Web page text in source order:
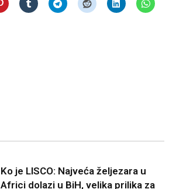
Ko je LISCO: Najveća željezara u
Africi dolazi u BiH, velika prilika za